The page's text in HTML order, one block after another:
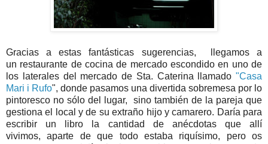
Gracias a estas fantásticas sugerencias, llegamos a
un restaurante de cocina de mercado escondido en uno de
los laterales del mercado de Sta. Caterina llamado "Casa
Mari i Rufo", donde pasamos una divertida sobremesa por lo
pintoresco no sólo del lugar, sino también de la pareja que
gestiona el local y de su extraño hijo y camarero. Daría para
escribir un libro la cantidad de anécdotas que allí
vivimos, aparte de que todo estaba riquísimo, pero os